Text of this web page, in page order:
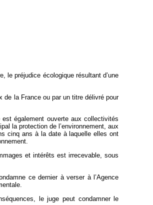
le préjudice écologique résultant d’une
de la France ou par un titre délivré pour
également ouverte aux collectivités
la protection de l’environnement, aux
cinq ans à la date à laquelle elles ont
et intérêts est irrecevable, sous
ce dernier à verser à l’Agence
le juge peut condamner le